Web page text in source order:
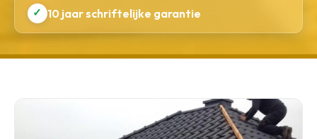
✓ 10 jaar schriftelijke garantie